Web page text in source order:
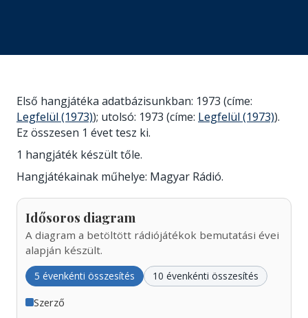
Első hangjátéka adatbázisunkban: 1973 (címe:
Legfelül (1973)); utolsó: 1973 (címe: Legfelül (1973)).
Ez összesen 1 évet tesz ki.
1 hangjáték készült tőle.
Hangjátékainak műhelye: Magyar Rádió.
Idősoros diagram
A diagram a betöltött rádiójátékok bemutatási évei
alapján készült.
5 évenkénti összesítés 10 évenkénti összesítés
Szerző